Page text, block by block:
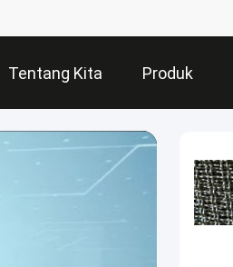
Tentang Kita Produk